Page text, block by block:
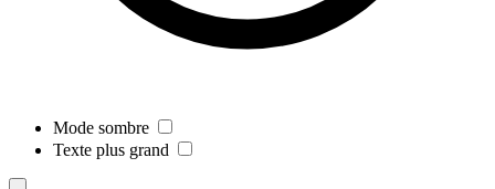
Mode sombre
Texte plus grand